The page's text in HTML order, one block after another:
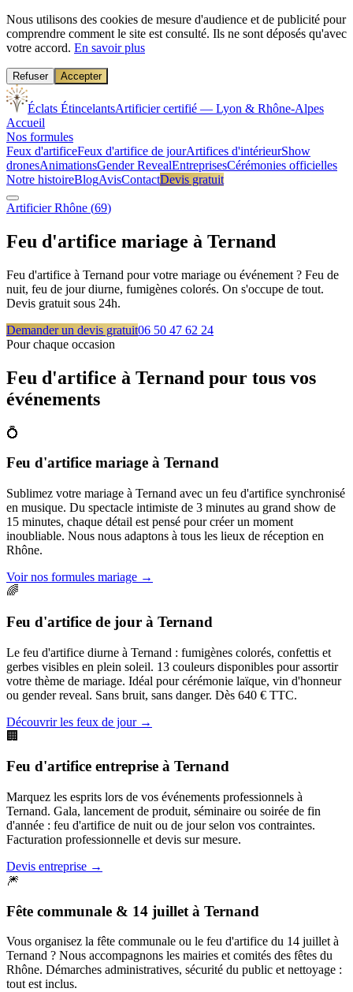
Nous utilisons des cookies de mesure d'audience et de publicité pour
comprendre comment le site est consulté. Ils ne sont déposés qu'avec
votre accord. En savoir plus
Refuser Accepter
Éclats ÉtincelantsArtificier certifié — Lyon & Rhône-Alpes
Accueil
Nos formules
Feux d'artificeFeux d'artifice de jourArtifices d'intérieurShow
dronesAnimationsGender RevealEntreprisesCérémonies officielles
Notre histoireBlogAvisContactDevis gratuit
ArtificierRhône (69)
Feu d'artifice mariage à Ternand
Feu d'artifice à Ternand pour votre mariage ou événement ? Feu de
nuit, feu de jour diurne, fumigènes colorés. On s'occupe de tout.
Devis gratuit sous 24h.
Demander un devis gratuit06 50 47 62 24
Pour chaque occasion
Feu d'artifice à Ternand pour tous vos
événements
💍
Feu d'artifice mariage à Ternand
Sublimez votre mariage à Ternand avec un feu d'artifice synchronisé
en musique. Du spectacle intimiste de 3 minutes au grand show de
15 minutes, chaque détail est pensé pour créer un moment
inoubliable. Nous nous adaptons à tous les lieux de réception en
Rhône.
Voir nos formules mariage →
🌈
Feu d'artifice de jour à Ternand
Le feu d'artifice diurne à Ternand : fumigènes colorés, confettis et
gerbes visibles en plein soleil. 13 couleurs disponibles pour assortir
votre thème de mariage. Idéal pour cérémonie laïque, vin d'honneur
ou gender reveal. Sans bruit, sans danger. Dès 640 € TTC.
Découvrir les feux de jour→
🏢
Feu d'artifice entreprise à Ternand
Marquez les esprits lors de vos événements professionnels à
Ternand. Gala, lancement de produit, séminaire ou soirée de fin
d'année : feu d'artifice de nuit ou de jour selon vos contraintes.
Facturation professionnelle et devis sur mesure.
Devis entreprise →
🎆
Fête communale & 14 juillet à Ternand
Vous organisez la fête communale ou le feu d'artifice du 14 juillet à
Ternand ? Nous accompagnons les mairies et comités des fêtes du
Rhône. Démarches administratives, sécurité du public et nettoyage :
tout est inclus.